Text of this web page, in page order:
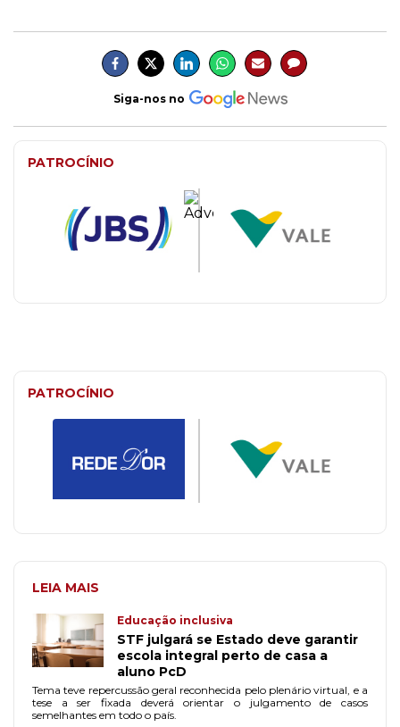
Siga-nos no
PATROCÍNIO
PATROCÍNIO
LEIA MAIS
Educação inclusiva
STF julgará se Estado deve garantir
escola integral perto de casa a
aluno PcD
Tema teve repercussão geral reconhecida pelo plenário virtual, e a
tese a ser fixada deverá orientar o julgamento de casos
semelhantes em todo o país.